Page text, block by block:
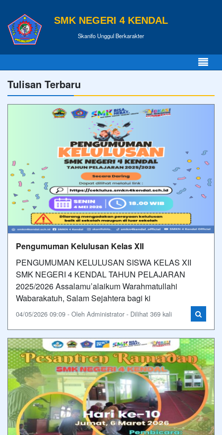
SMK NEGERI 4 KENDAL
Skanifo Unggul Berkarakter
Tulisan Terbaru
Pengumuman Kelulusan Kelas XII
PENGUMUMAN KELULUSAN SISWA KELAS XII
SMK NEGERI 4 KENDAL TAHUN PELAJARAN
2025/2026 Assalamu’alaikum Warahmatullahi
Wabarakatuh, Salam Sejahtera bagi ki
04/05/2026 09:09 - Oleh Administrator - Dilihat 369 kali